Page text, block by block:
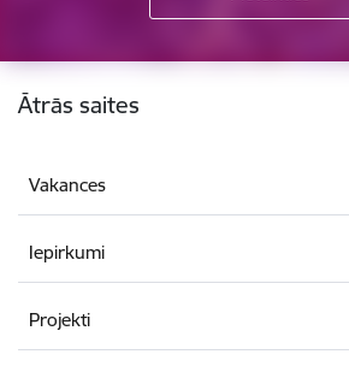
Kājene
Ātrās saites
Vakances
Iepirkumi
Projekti